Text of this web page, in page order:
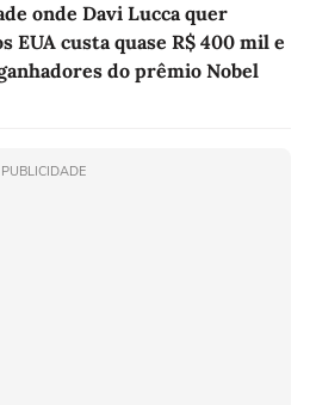
onde Davi Lucca quer
EUA custa quase R$ 400 mil e
do prêmio Nobel
PUBLICIDADE